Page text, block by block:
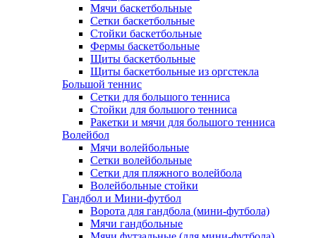
Мячи баскетбольные
Сетки баскетбольные
Стойки баскетбольные
Фермы баскетбольные
Щиты баскетбольные
Щиты баскетбольные из оргстекла
Большой теннис
Сетки для большого тенниса
Стойки для большого тенниса
Ракетки и мячи для большого тенниса
Волейбол
Мячи волейбольные
Сетки волейбольные
Сетки для пляжного волейбола
Волейбольные стойки
Гандбол и Мини-футбол
Ворота для гандбола (мини-футбола)
Мячи гандбольные